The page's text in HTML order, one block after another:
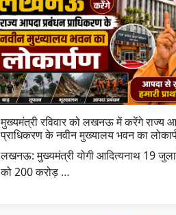
मुख्यमंत्री रविवार को लखनऊ में करेंगे राज्य
प्राधिकरण के नवीन मुख्यालय भवन का
लखनऊ: मुख्यमंत्री योगी आदित्यनाथ 19
को 200 करोड़ …